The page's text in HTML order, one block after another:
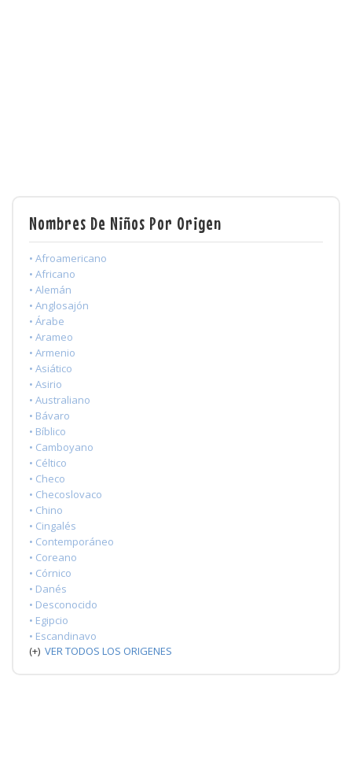
Nombres De Niños Por Origen
• Afroamericano
• Africano
• Alemán
• Anglosajón
• Árabe
• Arameo
• Armenio
• Asiático
• Asirio
• Australiano
• Bávaro
• Bíblico
• Camboyano
• Céltico
• Checo
• Checoslovaco
• Chino
• Cingalés
• Contemporáneo
• Coreano
• Córnico
• Danés
• Desconocido
• Egipcio
• Escandinavo
(+) VER TODOS LOS ORIGENES